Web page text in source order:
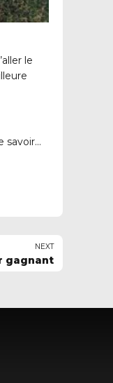
le
savoir…
NEXT
gagnant